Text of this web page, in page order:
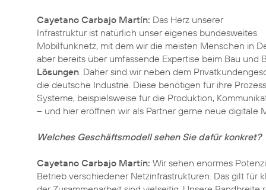
Cayetano Carbajo Martín: Das Herz unserer
Infrastruktur ist natürlich unser eigenes bundesweites
Mobilfunknetz, mit dem wir die meisten Menschen in
aber bereits über umfassende Expertise beim Bau
Lösungen. Daher sind wir neben dem
die deutsche Industrie. Diese benötigen für ihre
Systeme, beispielsweise für die Produktion,
– und hier eröffnen wir als Partner gerne neue digitale
Welches Geschäftsmodell sehen Sie dafür konkret?
Cayetano Carbajo Martín: Wir sehen enormes
Betrieb verschiedener Netzinfrastrukturen. Das gilt